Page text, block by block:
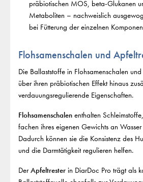
präbiotischen MOS, beta-Glukanen
Metaboliten – nachweislich
bei Fütterung der einzelnen
Flohsamenschalen und
Die Ballaststoffe in Flohsamenschalen
über ihren präbiotischen Effekt hinaus
verdauungsregulierende Eigenschaften.
Flohsamenschalen enthalten
fachen ihres eigenen Gewichts an
Dadurch können sie die Konsistenz des
und die Darmtätigkeit regulieren helfen.
DerApfeltrester in DiarDoc Pro trägt als